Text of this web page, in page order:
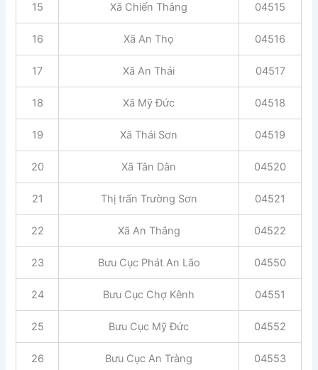
15 Xã Chiến Thắng 04515
16 Xã An Thọ 04516
17 Xã An Thái 04517
18 Xã Mỹ Đức 04518
19 Xã Thái Sơn 04519
20 Xã Tân Dân 04520
21 Thị trấn Trường Sơn 04521
22 Xã An Thắng 04522
23 Bưu Cục Phát An Lão 04550
24 Bưu Cục Chợ Kênh 04551
25 Bưu Cục Mỹ Đức 04552
26 Bưu Cục An Tràng 04553